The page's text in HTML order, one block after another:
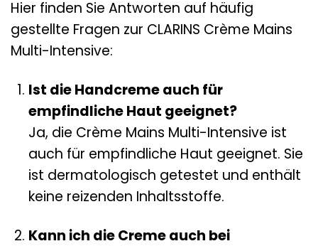
Hier finden Sie Antworten auf häufig
gestellte Fragen zur CLARINS Crème Mains
Multi-Intensive:
Ist die Handcreme auch für
empfindliche Haut geeignet?
Ja, die Crème Mains Multi-Intensive ist
auch für empfindliche Haut geeignet. Sie
ist dermatologisch getestet und enthält
keine reizenden Inhaltsstoffe.
Kann ich die Creme auch bei